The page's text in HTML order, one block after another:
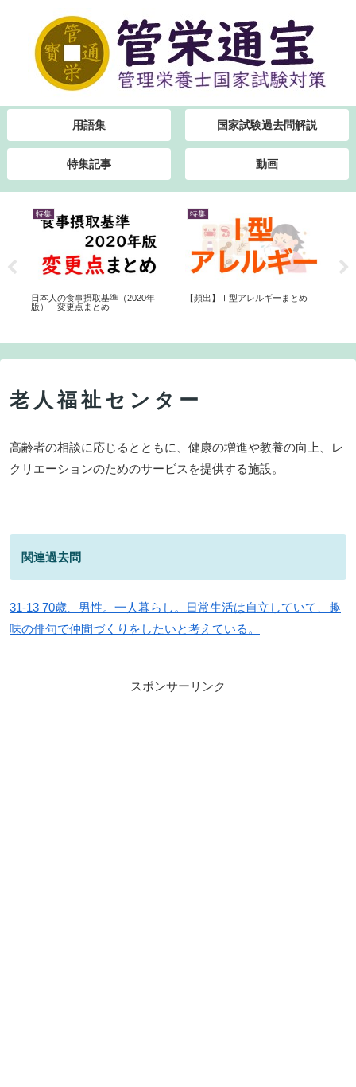
用語集 国家試験過去問解説
特集記事 動画
特集
日本人の食事摂取基準（2020年
版） 変更点まとめ
特集
【頻出】Ⅰ型アレルギーまとめ
老人福祉センター
高齢者の相談に応じるとともに、健康の増進や教養の向上、レ
クリエーションのためのサービスを提供する施設。
関連過去問
31-13 70歳、男性。一人暮らし。日常生活は自立していて、趣
味の俳句で仲間づくりをしたいと考えている。
スポンサーリンク